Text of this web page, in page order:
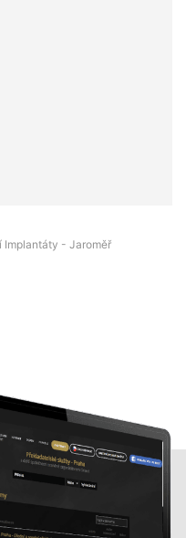
Implantáty - Jaroměř